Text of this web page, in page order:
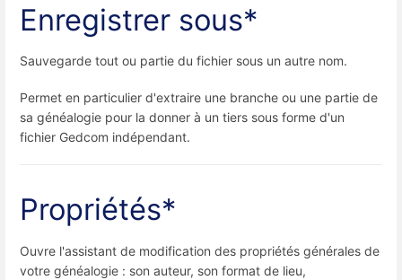
Enregistrer sous*
Sauvegarde tout ou partie du fichier sous un autre nom.
Permet en particulier d'extraire une branche ou une partie de
sa généalogie pour la donner à un tiers sous forme d'un
fichier Gedcom indépendant.
Propriétés*
Ouvre l'assistant de modification des propriétés générales de
votre généalogie : son auteur, son format de lieu,